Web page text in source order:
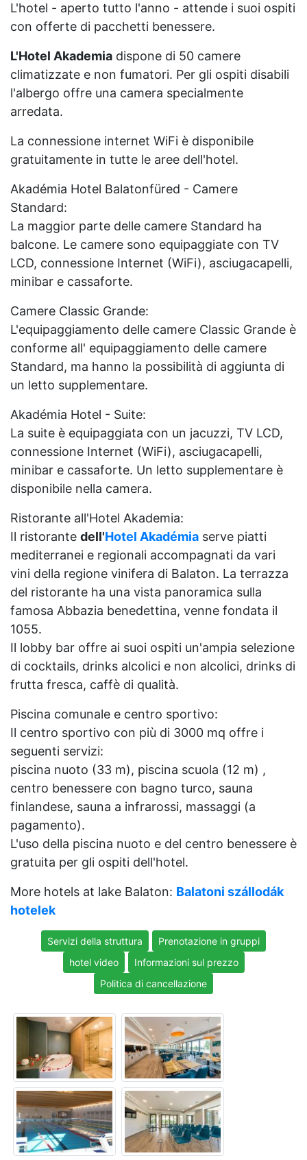
L'hotel - aperto tutto l'anno - attende i suoi ospiti
con offerte di pacchetti benessere.
L'Hotel Akademia dispone di 50 camere
climatizzate e non fumatori. Per gli ospiti disabili
l'albergo offre una camera specialmente
arredata.
La connessione internet WiFi è disponibile
gratuitamente in tutte le aree dell'hotel.
Akadémia Hotel Balatonfüred - Camere
Standard:
La maggior parte delle camere Standard ha
balcone. Le camere sono equipaggiate con TV
LCD, connessione Internet (WiFi), asciugacapelli,
minibar e cassaforte.
Camere Classic Grande:
L'equipaggiamento delle camere Classic Grande è
conforme all' equipaggiamento delle camere
Standard, ma hanno la possibilità di aggiunta di
un letto supplementare.
Akadémia Hotel - Suite:
La suite è equipaggiata con un jacuzzi, TV LCD,
connessione Internet (WiFi), asciugacapelli,
minibar e cassaforte. Un letto supplementare è
disponibile nella camera.
Ristorante all'Hotel Akademia:
Il ristorante dell'Hotel Akadémia serve piatti
mediterranei e regionali accompagnati da vari
vini della regione vinifera di Balaton. La terrazza
del ristorante ha una vista panoramica sulla
famosa Abbazia benedettina, venne fondata il
1055.
Il lobby bar offre ai suoi ospiti un'ampia selezione
di cocktails, drinks alcolici e non alcolici, drinks di
frutta fresca, caffè di qualità.
Piscina comunale e centro sportivo:
Il centro sportivo con più di 3000 mq offre i
seguenti servizi:
piscina nuoto (33 m), piscina scuola (12 m) ,
centro benessere con bagno turco, sauna
finlandese, sauna a infrarossi, massaggi (a
pagamento).
L'uso della piscina nuoto e del centro benessere è
gratuita per gli ospiti dell'hotel.
More hotels at lake Balaton: Balatoni szállodák
hotelek
Servizi della struttura
Prenotazione in gruppi
hotel video
Informazioni sul prezzo
Politica di cancellazione